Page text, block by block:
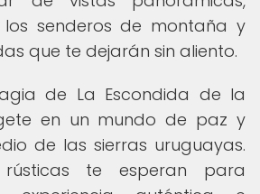
senderos de montaña y
que te dejarán sin aliento.
de La Escondida de la
en un mundo de paz y
de las sierras uruguayas.
te esperan para